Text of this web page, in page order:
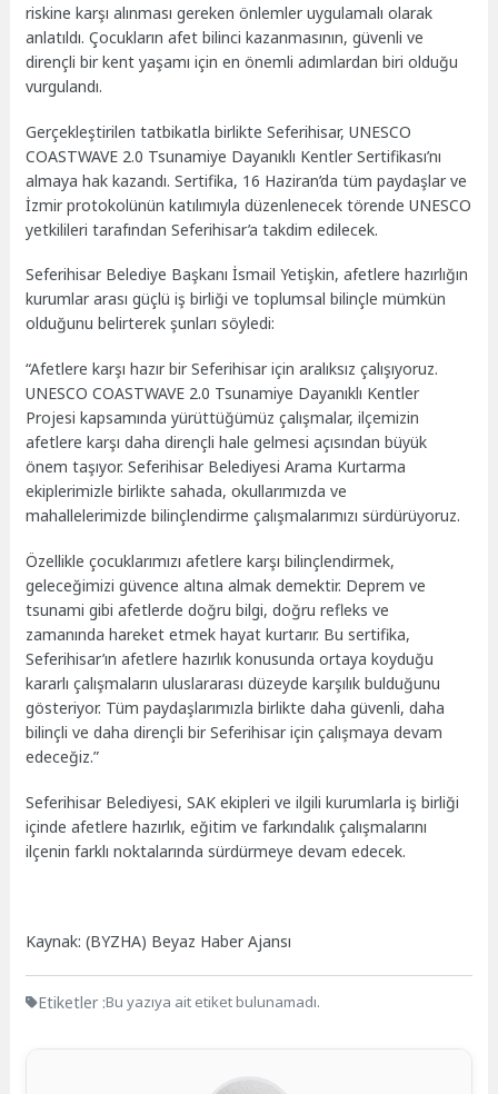
riskine karşı alınması gereken önlemler uygulamalı olarak
anlatıldı. Çocukların afet bilinci kazanmasının, güvenli ve
dirençli bir kent yaşamı için en önemli adımlardan biri olduğu
vurgulandı.
Gerçekleştirilen tatbikatla birlikte Seferihisar, UNESCO
COASTWAVE 2.0 Tsunamiye Dayanıklı Kentler Sertifikası’nı
almaya hak kazandı. Sertifika, 16 Haziran’da tüm paydaşlar ve
İzmir protokolünün katılımıyla düzenlenecek törende UNESCO
yetkilileri tarafından Seferihisar’a takdim edilecek.
Seferihisar Belediye Başkanı İsmail Yetişkin, afetlere hazırlığın
kurumlar arası güçlü iş birliği ve toplumsal bilinçle mümkün
olduğunu belirterek şunları söyledi:
“Afetlere karşı hazır bir Seferihisar için aralıksız çalışıyoruz.
UNESCO COASTWAVE 2.0 Tsunamiye Dayanıklı Kentler
Projesi kapsamında yürüttüğümüz çalışmalar, ilçemizin
afetlere karşı daha dirençli hale gelmesi açısından büyük
önem taşıyor. Seferihisar Belediyesi Arama Kurtarma
ekiplerimizle birlikte sahada, okullarımızda ve
mahallelerimizde bilinçlendirme çalışmalarımızı sürdürüyoruz.
Özellikle çocuklarımızı afetlere karşı bilinçlendirmek,
geleceğimizi güvence altına almak demektir. Deprem ve
tsunami gibi afetlerde doğru bilgi, doğru refleks ve
zamanında hareket etmek hayat kurtarır. Bu sertifika,
Seferihisar’ın afetlere hazırlık konusunda ortaya koyduğu
kararlı çalışmaların uluslararası düzeyde karşılık bulduğunu
gösteriyor. Tüm paydaşlarımızla birlikte daha güvenli, daha
bilinçli ve daha dirençli bir Seferihisar için çalışmaya devam
edeceğiz.”
Seferihisar Belediyesi, SAK ekipleri ve ilgili kurumlarla iş birliği
içinde afetlere hazırlık, eğitim ve farkındalık çalışmalarını
ilçenin farklı noktalarında sürdürmeye devam edecek.
Kaynak: (BYZHA) Beyaz Haber Ajansı
Etiketler :Bu yazıya ait etiket bulunamadı.